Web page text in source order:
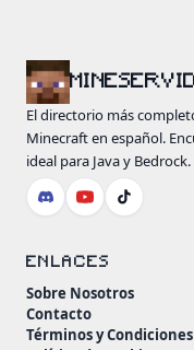
El directorio más
Minecraft en español.
ideal para Java y Bedrock.
ENLACES
Sobre Nosotros
Contacto
Términos y Condiciones